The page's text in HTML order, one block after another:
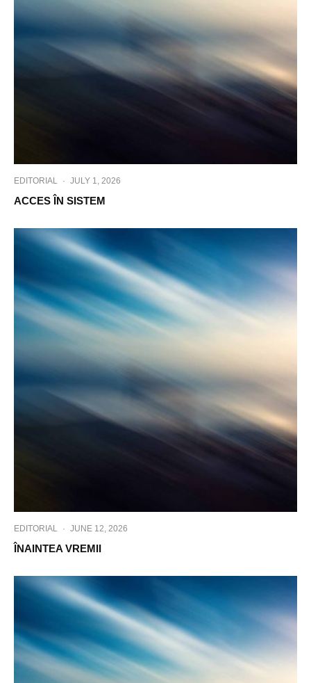
EDITORIAL · JULY 1, 2026
ACCES ÎN SISTEM
EDITORIAL · JUNE 12, 2026
ÎNAINTEA VREMII